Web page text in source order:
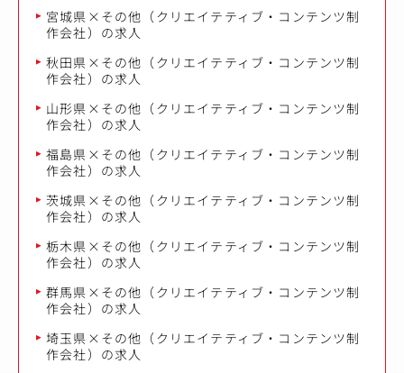
宮城県×その他（クリエイテティブ・コンテンツ制
作会社）の求人
秋田県×その他（クリエイテティブ・コンテンツ制
作会社）の求人
山形県×その他（クリエイテティブ・コンテンツ制
作会社）の求人
福島県×その他（クリエイテティブ・コンテンツ制
作会社）の求人
茨城県×その他（クリエイテティブ・コンテンツ制
作会社）の求人
栃木県×その他（クリエイテティブ・コンテンツ制
作会社）の求人
群馬県×その他（クリエイテティブ・コンテンツ制
作会社）の求人
埼玉県×その他（クリエイテティブ・コンテンツ制
作会社）の求人